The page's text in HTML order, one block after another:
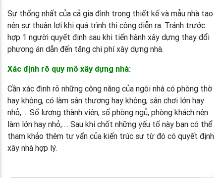
Sự thống nhất của cả gia đình trong thiết kế và mẫu nhà tạo
nên sự thuận lợi khi quá trình thi công diễn ra. Tránh trước
hợp 1 người quyết định sau khi tiến hành xây dựng thay đổi
phương án dẫn đến tăng chi phí xây dựng nhà.
Xác định rõ quy mô xây dựng nhà:
Cần xác định rõ những công năng của ngôi nhà có phòng thờ
hay không, có làm sân thượng hay không, sân chơi lớn hay
nhỏ,…. Số lượng thành viên, số phòng ngủ, phòng khách nên
làm lớn hay nhỏ,…. Sau khi chốt những yếu tố này bạn có thể
tham khảo thêm tư vấn của kiến trúc sư từ đó có quyết định
xây nhà hợp lý.